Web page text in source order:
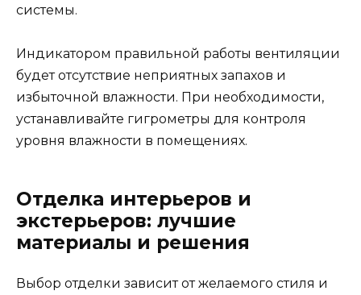
системы.
Индикатором правильной работы вентиляции
будет отсутствие неприятных запахов и
избыточной влажности. При необходимости,
устанавливайте гигрометры для контроля
уровня влажности в помещениях.
Отделка интерьеров и
экстерьеров: лучшие
материалы и решения
Выбор отделки зависит от желаемого стиля и